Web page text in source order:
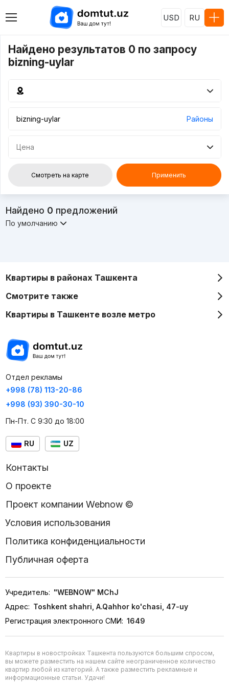
USD RU
Найдено результатов 0 по запросу
bizning-uylar
Районы
Цена
Смотреть на карте Применить
Найдено 0 предложений
По умолчанию
Квартиры в районах Ташкента
Смотрите также
Квартиры в Ташкенте возле метро
Отдел рекламы
+998 (78) 113-20-86
+998 (93) 390-30-10
Пн-Пт. С 9:30 до 18:00
RU UZ
Контакты
О проекте
Проект компании Webnow ©
Условия использования
Политика конфиденциальности
Публичная оферта
Учредитель: "WEBNOW" MChJ
Адрес: Toshkent shahri, A.Qahhor ko'chasi, 47-uy
Регистрация электронного СМИ: 1649
Квартиры в новостройках Ташкента пользуются большим спросом,
вы можете разместить на нашем сайте неограниченное количество
квартир любой из категорий. А также разместить рекламные и
информационные статьи. Удачи!